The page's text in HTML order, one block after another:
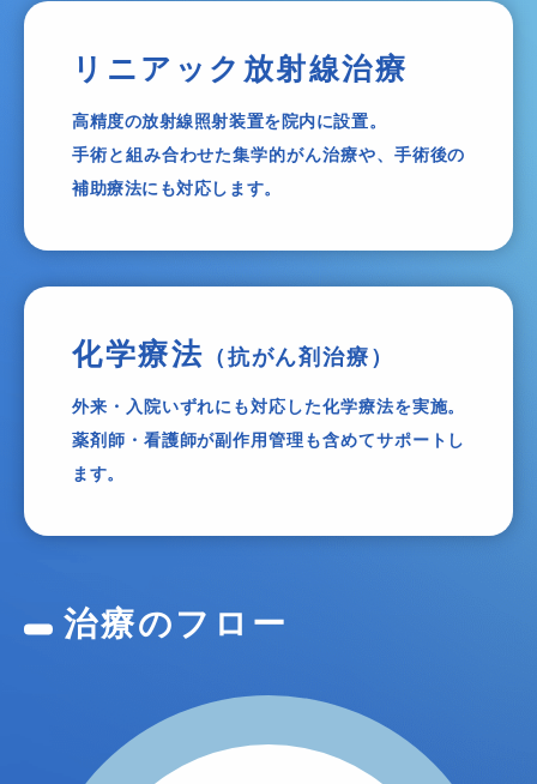
リニアック放射線治療
高精度の放射線照射装置を院内に設置。
手術と組み合わせた集学的がん治療や、手術後の
補助療法にも対応します。
化学療法 （抗がん剤治療）
外来・入院いずれにも対応した化学療法を実施。
薬剤師・看護師が副作用管理も含めてサポートし
ます。
治療のフロー